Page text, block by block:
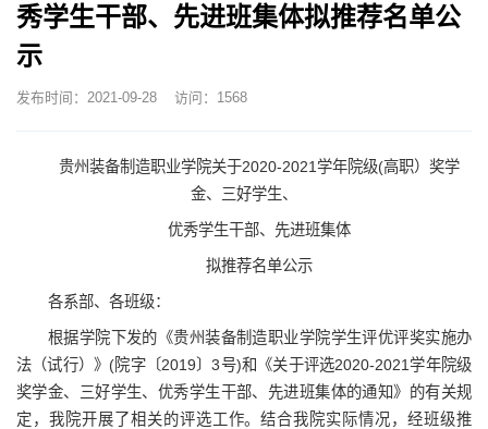
秀学生干部、先进班集体拟推荐名单公
示
发布时间：2021-09-28 访问： 1568
贵州装备制造职业学院关于2020-2021学年院级(高职）奖学
金、三好学生、
优秀学生干部、先进班集体
拟推荐名单公示
各系部、各班级：
根据学院下发的《贵州装备制造职业学院学生评优评奖实施办
法（试行）》(院字〔2019〕3号)和《关于评选2020-2021学年院级
奖学金、三好学生、优秀学生干部、先进班集体的通知》的有关规
定，我院开展了相关的评选工作。结合我院实际情况，经班级推